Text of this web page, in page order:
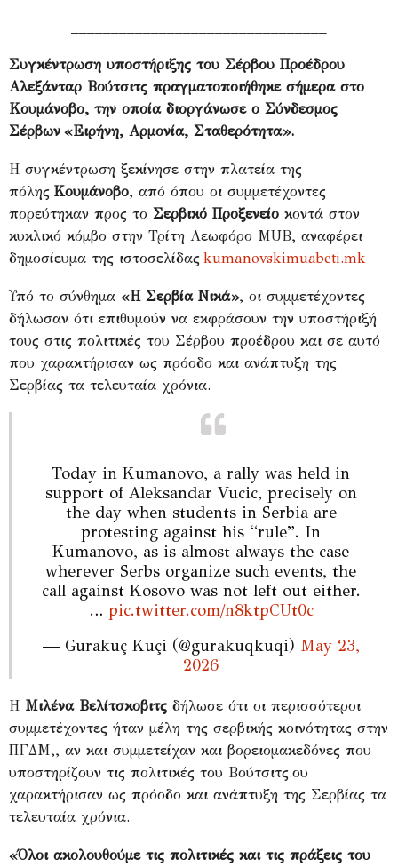
Συγκέντρωση υποστήριξης του Σέρβου Προέδρου
Αλεξάνταρ Βούτσιτς πραγματοποιήθηκε σήμερα στο
Κουμάνοβο, την οποία διοργάνωσε ο Σύνδεσμος
Σέρβων «Ειρήνη, Αρμονία, Σταθερότητα».
Η συγκέντρωση ξεκίνησε στην πλατεία της
πόλης Κουμάνοβο, από όπου οι συμμετέχοντες
πορεύτηκαν προς το Σερβικό Προξενείο κοντά στον
κυκλικό κόμβο στην Τρίτη Λεωφόρο MUB, αναφέρει
δημοσίευμα της ιστοσελίδας kumanovskimuabeti.mk
Υπό το σύνθημα «Η Σερβία Νικά», οι συμμετέχοντες
δήλωσαν ότι επιθυμούν να εκφράσουν την υποστήριξή
τους στις πολιτικές του Σέρβου προέδρου και σε αυτό
που χαρακτήρισαν ως πρόοδο και ανάπτυξη της
Σερβίας τα τελευταία χρόνια.
Today in Kumanovo, a rally was held in
support of Aleksandar Vucic, precisely on
the day when students in Serbia are
protesting against his “rule”. In
Kumanovo, as is almost always the case
wherever Serbs organize such events, the
call against Kosovo was not left out either.
… pic.twitter.com/n8ktpCUt0c
— Gurakuç Kuçi (@gurakuqkuqi) May 23,
2026
Η Μιλένα Βελίτσκοβιτς δήλωσε ότι οι περισσότεροι
συμμετέχοντες ήταν μέλη της σερβικής κοινότητας στην
ΠΓΔΜ,, αν και συμμετείχαν και βορειομακεδόνες που
υποστηρίζουν τις πολιτικές του Βούτσιτς.ου
χαρακτήρισαν ως πρόοδο και ανάπτυξη της Σερβίας τα
τελευταία χρόνια.
«Όλοι ακολουθούμε τις πολιτικές και τις πράξεις του